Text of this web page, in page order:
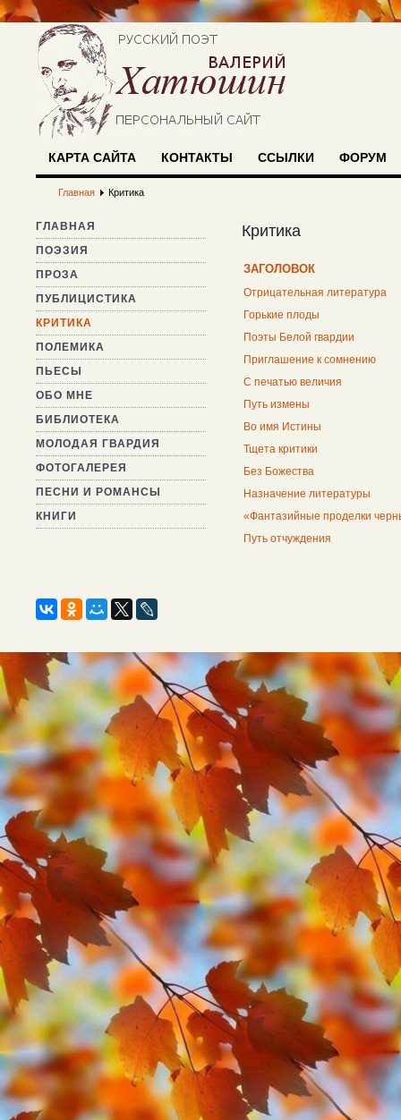
КАРТА САЙТА КОНТАКТЫ ССЫЛКИ ФОРУМ
Главная Критика
ГЛАВНАЯ
ПОЭЗИЯ
ПРОЗА
ПУБЛИЦИСТИКА
КРИТИКА
ПОЛЕМИКА
ПЬЕСЫ
ОБО МНЕ
БИБЛИОТЕКА
МОЛОДАЯ ГВАРДИЯ
ФОТОГАЛЕРЕЯ
ПЕСНИ И РОМАНСЫ
КНИГИ
Критика
ЗАГОЛОВОК
Отрицательная литература
Горькие плоды
Поэты Белой гвардии
Приглашение к сомнению
С печатью величия
Путь измены
Во имя Истины
Тщета критики
Без Божества
Назначение литературы
«Фантазийные проделки
Путь отчуждения